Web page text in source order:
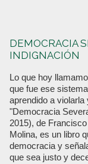
DEMOCRACIA
INDIGNACIÓN
Lo que hoy
que fue ese
aprendido a
"Democracia
2015), de
Molina, es un libro
democracia y
que sea justo y